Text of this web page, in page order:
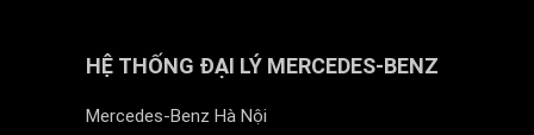
HỆ THỐNG ĐẠI LÝ MERCEDES-BENZ
Mercedes-Benz Hà Nội